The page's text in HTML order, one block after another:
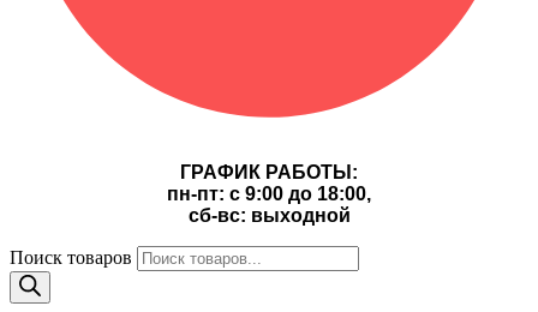
ГРАФИК РАБОТЫ:
пн-пт: с 9:00 до 18:00,
сб-вс: выходной
Поиск товаров